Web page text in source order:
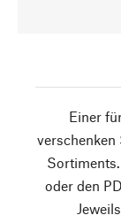
Einer
verschenken
oder den